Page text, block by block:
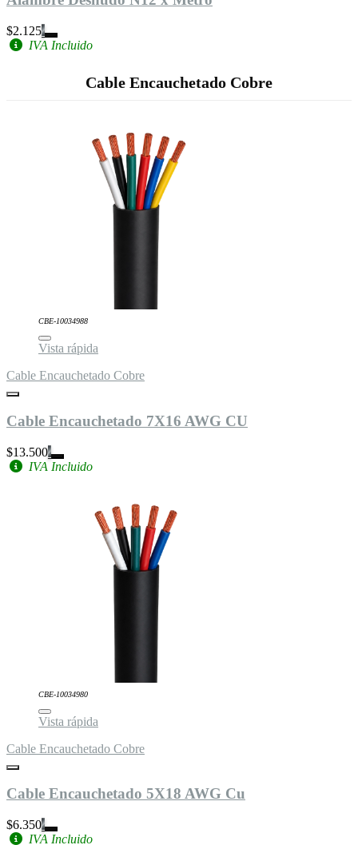
$2.125
IVA Incluido
Cable Encauchetado Cobre
CBE-10034988
Vista rápida
Cable Encauchetado Cobre
Cable Encauchetado 7X16 AWG CU
$13.500
IVA Incluido
CBE-10034980
Vista rápida
Cable Encauchetado Cobre
Cable Encauchetado 5X18 AWG Cu
$6.350
IVA Incluido